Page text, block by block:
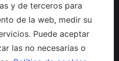
y de terceros para
de la web, medir su
Puede aceptar
las no necesarias o